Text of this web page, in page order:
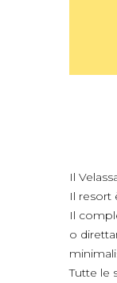
Il
Il resort
Il
o
Tutte le